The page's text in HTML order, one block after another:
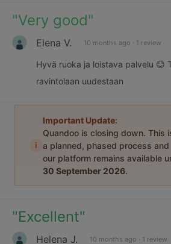
"Very good"
Elena V. 10 months ago · 1 review
Hyvä ruoka ja loistava palvelu 😊
ravintolaan uudestaan
i
Important Update:
Quandoo is closing down. This
a planned, phased process and
our platform remains available
30 September 2026.
"Excellent"
Helena J. 10 months ago · 1 review